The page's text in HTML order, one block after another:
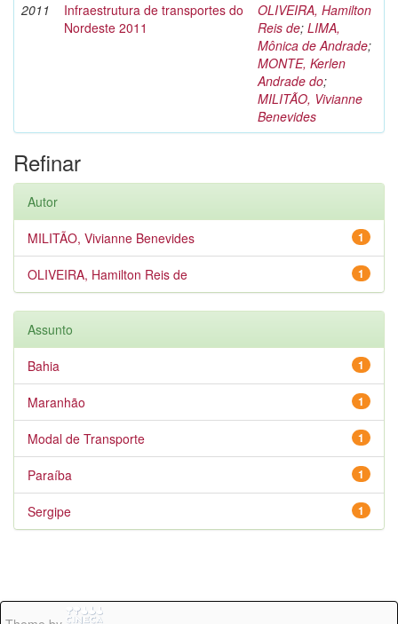
2011
Infraestrutura de transportes do
Nordeste 2011
OLIVEIRA, Hamilton
Reis de; LIMA,
Mônica de Andrade;
MONTE, Kerlen
Andrade do;
MILITÃO, Vivianne
Benevides
Refinar
Autor
1
MILITÃO, Vivianne Benevides
1
OLIVEIRA, Hamilton Reis de
Assunto
1
Bahia
1
Maranhão
1
Modal de Transporte
1
Paraíba
1
Sergipe